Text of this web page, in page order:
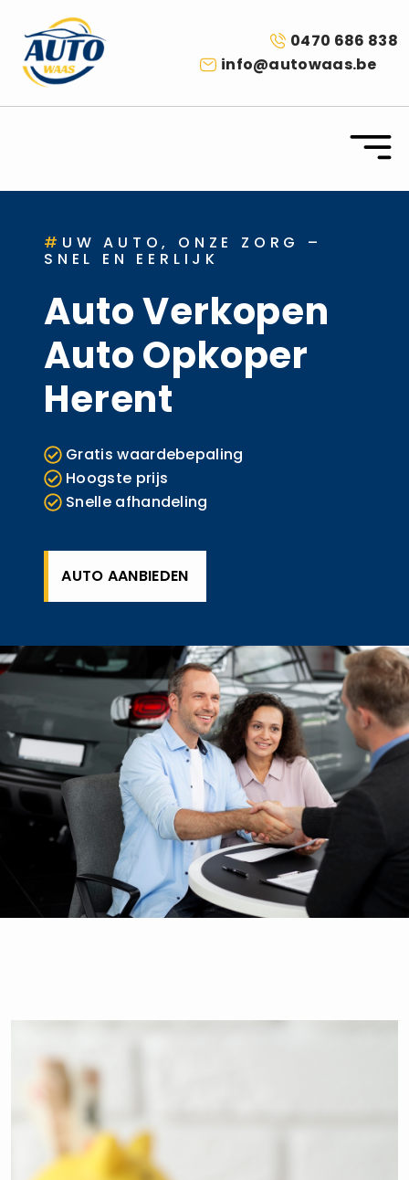
0470 686 838
info@autowaas.be
# UW AUTO, ONZE ZORG –
SNEL EN EERLIJK
Auto Verkopen
Auto Opkoper
Herent
Gratis waardebepaling
Hoogste prijs
Snelle afhandeling
AUTO AANBIEDEN